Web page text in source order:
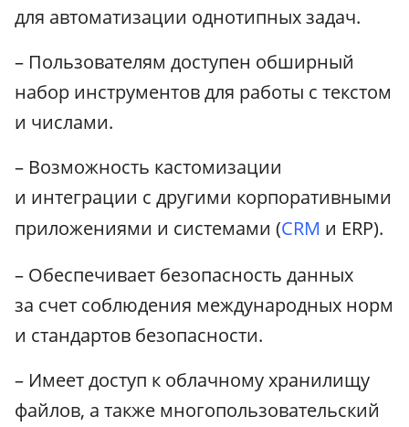
для автоматизации однотипных задач.
– Пользователям доступен обширный
набор инструментов для работы с текстом
и числами.
– Возможность кастомизации
и интеграции с другими корпоративными
приложениями и системами (CRM и ERP).
– Обеспечивает безопасность данных
за счет соблюдения международных норм
и стандартов безопасности.
– Имеет доступ к облачному хранилищу
файлов, а также многопользовательский